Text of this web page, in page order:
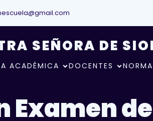
SEÑORA DE
ACADÉMICA DOCENTES
Examen